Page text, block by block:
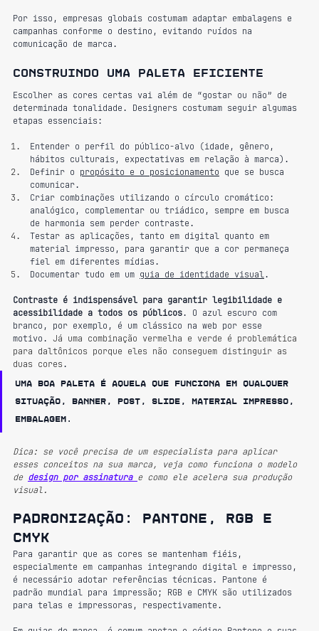
Por isso, empresas globais costumam adaptar embalagens e
campanhas conforme o destino, evitando ruídos na
comunicação de marca.
Construindo uma paleta eficiente
Escolher as cores certas vai além de “gostar ou não” de
determinada tonalidade. Designers costumam seguir algumas
etapas essenciais:
Entender o perfil do público-alvo (idade, gênero,
hábitos culturais, expectativas em relação à marca).
Definir o propósito e o posicionamento que se busca
comunicar.
Criar combinações utilizando o círculo cromático:
analógico, complementar ou triádico, sempre em busca
de harmonia sem perder contraste.
Testar as aplicações, tanto em digital quanto em
material impresso, para garantir que a cor permaneça
fiel em diferentes mídias.
Documentar tudo em um guia de identidade visual.
Contraste é indispensável para garantir legibilidade e
acessibilidade a todos os públicos. O azul escuro com
branco, por exemplo, é um clássico na web por esse
motivo. Já uma combinação vermelha e verde é problemática
para daltônicos porque eles não conseguem distinguir as
duas cores.
Uma boa paleta é aquela que funciona em qualquer
situação, banner, post, slide, material impresso,
embalagem.
Dica: se você precisa de um especialista para aplicar
esses conceitos na sua marca, veja como funciona o modelo
de design por assinatura e como ele acelera sua produção
visual.
Padronização: Pantone, RGB e
CMYK
Para garantir que as cores se mantenham fiéis,
especialmente em campanhas integrando digital e impresso,
é necessário adotar referências técnicas. Pantone é
padrão mundial para impressão; RGB e CMYK são utilizados
para telas e impressoras, respectivamente.